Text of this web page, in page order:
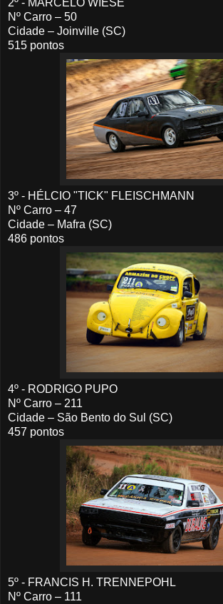
2º - MARCELO WIESE
Nº Carro – 50
Cidade – Joinville (SC)
515 pontos
3º - HÉLCIO "TICK" FLEISCHMANN
Nº Carro – 47
Cidade – Mafra (SC)
486 pontos
4º - RODRIGO PUPO
Nº Carro – 211
Cidade – São Bento do Sul (SC)
457 pontos
5º - FRANCIS H. TRENNEPOHL
Nº Carro – 111